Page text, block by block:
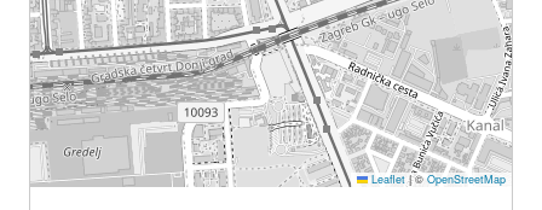
Leaflet |© OpenStreetMap